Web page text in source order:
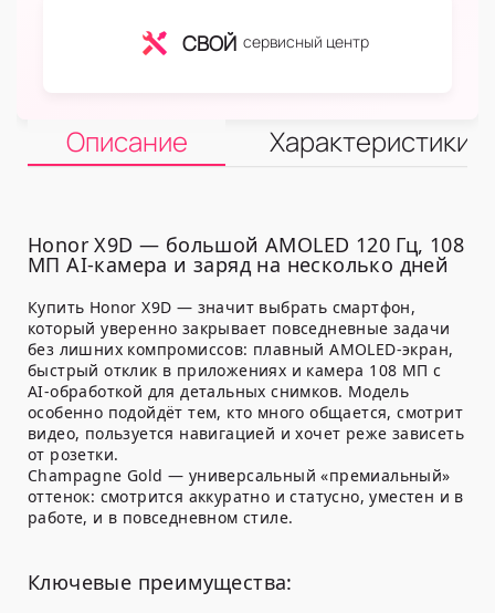
СВОЙ сервисный центр
Описание Характеристики
Honor X9D — большой AMOLED 120 Гц, 108
МП AI-камера и заряд на несколько дней
Купить Honor X9D — значит выбрать смартфон,
который уверенно закрывает повседневные задачи
без лишних компромиссов: плавный AMOLED-экран,
быстрый отклик в приложениях и камера 108 МП с
AI-обработкой для детальных снимков. Модель
особенно подойдёт тем, кто много общается, смотрит
видео, пользуется навигацией и хочет реже зависеть
от розетки.
Champagne Gold — универсальный «премиальный»
оттенок: смотрится аккуратно и статусно, уместен и в
работе, и в повседневном стиле.
Ключевые преимущества: